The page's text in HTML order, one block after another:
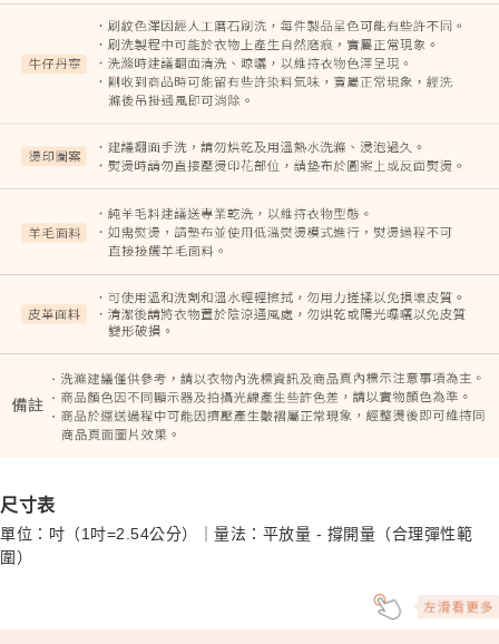
尺寸表
單位：吋（1吋=2.54公分）｜量法：平放量 - 撐開量（合理彈性範
圍）